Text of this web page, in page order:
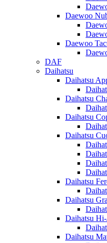
Daewoo
Daewoo
DAF
Daihatsu
Daihatsu
Daihatsu
Daihatsu
Daihatsu
Daihatsu
Daihatsu
Daihatsu Hi-
Daihatsu